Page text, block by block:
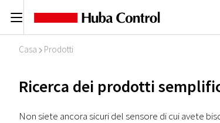
C
Casa I Prodotti
Ricerca dei prodotti
Non siete ancora sicuri del sensore di cui avete